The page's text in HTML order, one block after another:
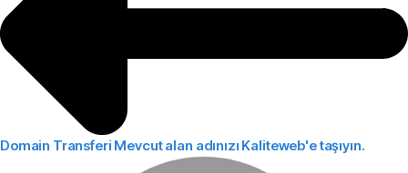
Domain Transferi Mevcut alan adınızı Kaliteweb'e taşıyın.